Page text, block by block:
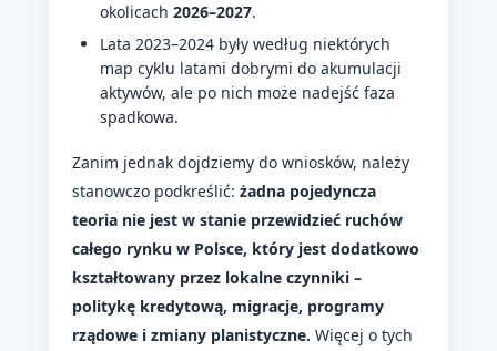
okolicach2026–2027.
Lata 2023–2024 były według niektórych
map cyklu latami dobrymi do akumulacji
aktywów, ale po nich może nadejść faza
spadkowa.
Zanim jednak dojdziemy do wniosków, należy
stanowczo podkreślić: żadna pojedyncza
teoria nie jest w stanie przewidzieć ruchów
całego rynku w Polsce, który jest dodatkowo
kształtowany przez lokalne czynniki –
politykę kredytową, migracje, programy
rządowe i zmiany planistyczne. Więcej o tych